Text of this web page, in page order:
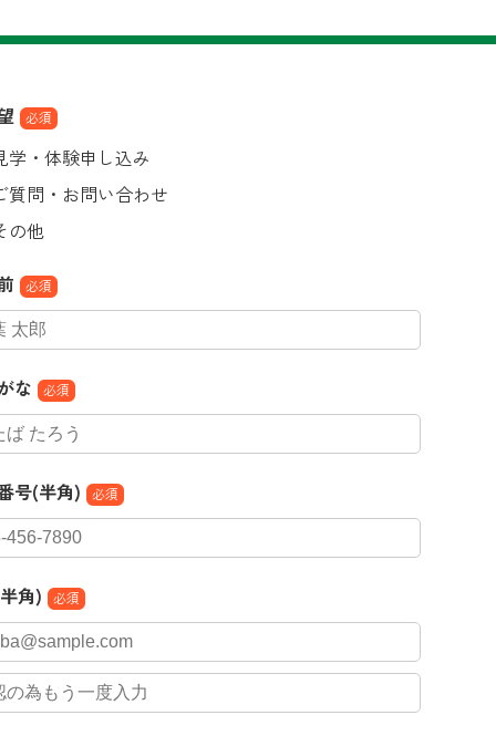
必須
学・体験申し込み
質問・お問い合わせ
の他
必須
な 必須
号(半角) 必須
角) 必須